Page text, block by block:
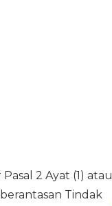
2 Ayat (1) atau
Tindak